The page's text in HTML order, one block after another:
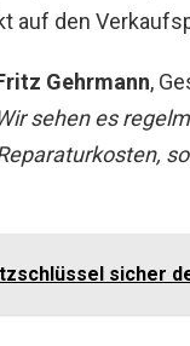
auf den
Gehrmann,
sehen es
sicher